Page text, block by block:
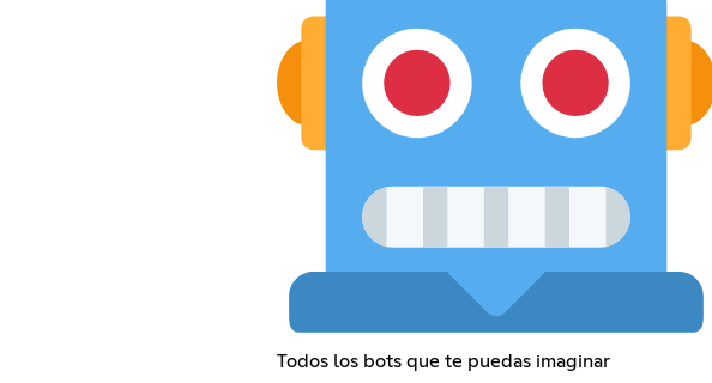
Todos los bots que te puedas imaginar